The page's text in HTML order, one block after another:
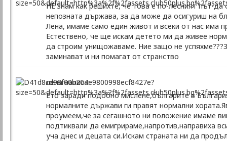
НЕ знам как решихте, че това е по-лесният път-
непозната държава, за да може да осигуриш на
Лена, имаме само един живот и всеки от нас
Естествено, че ще искам детето ми да живее
да строим унищожаваме. Ние защо не
заминават и ни помагат от странство
лена написа:
Ето заради подобно мислене,българите в
нормалните държави ги правят нормални
проумеем,че за сегашното ни положение имаме
подтиквали да емигрираме,напротив,направиха
уча днес и децата си.Искам страната ни да